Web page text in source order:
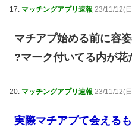
17: マッチングアプリ速報 23/11/12(
マチアプ始める前に容
?マーク付いてる内が花
20: マッチングアプリ速報 23/11/12(
実際マチアプて会える